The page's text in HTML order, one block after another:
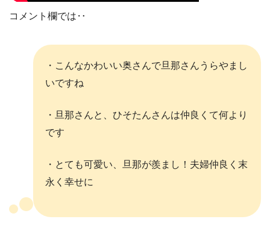
コメント欄では‥
・こんなかわいい奥さんで旦那さんうらやまし
いですね
・旦那さんと、ひそたんさんは仲良くて何より
です
・とても可愛い、旦那が羨まし！夫婦仲良く末
永く幸せに